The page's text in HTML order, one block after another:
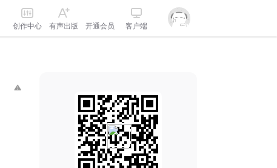
创作中心 有声出版 开通会员 客户端